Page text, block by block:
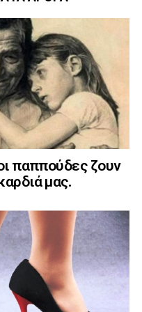
παππούδες ζουν
μας.